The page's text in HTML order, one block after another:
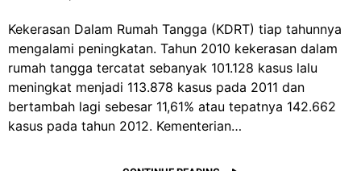
Kekerasan Dalam Rumah Tangga (KDRT) tiap tahunnya
mengalami peningkatan. Tahun 2010 kekerasan dalam
rumah tangga tercatat sebanyak 101.128 kasus lalu
meningkat menjadi 113.878 kasus pada 2011 dan
bertambah lagi sebesar 11,61% atau tepatnya 142.662
kasus pada tahun 2012. Kementerian…